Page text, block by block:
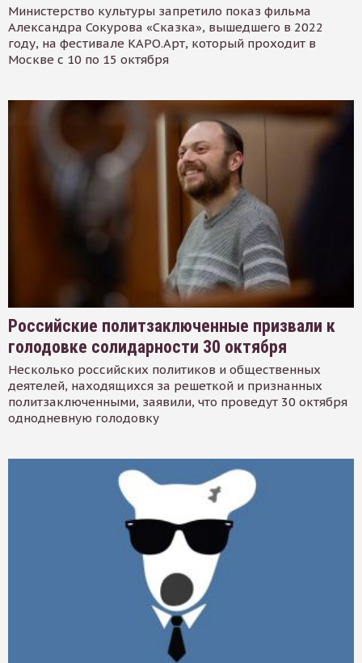
Министерство культуры запретило показ фильма
Александра Сокурова «Сказка», вышедшего в 2022
году, на фестивале КАРО.Арт, который проходит в
Москве с 10 по 15 октября
Российские политзаключенные призвали к
голодовке солидарности 30 октября
Несколько российских политиков и общественных
деятелей, находящихся за решеткой и признанных
политзаключенными, заявили, что проведут 30 октября
однодневную голодовку